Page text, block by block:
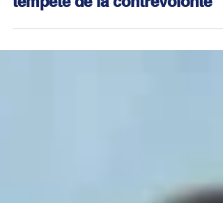
Comprendre la résistance des
adolescents au moyen de la
tempête de la contrevolonté